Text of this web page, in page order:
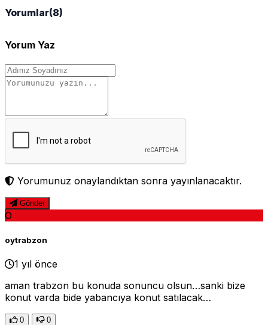
Yorumlar(8)
Yorum Yaz
Yorumunuz onaylandıktan sonra yayınlanacaktır.
Gönder
O
oytrabzon
1 yıl önce
aman trabzon bu konuda sonuncu olsun…sanki bize
konut varda bide yabancıya konut satılacak…
0
0